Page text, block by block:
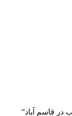
قاسم آباد”